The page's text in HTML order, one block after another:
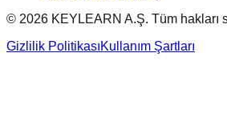
© 2026 KEYLEARN A.Ş. Tüm hakları
Gizlilik PolitikasıKullanım Şartları